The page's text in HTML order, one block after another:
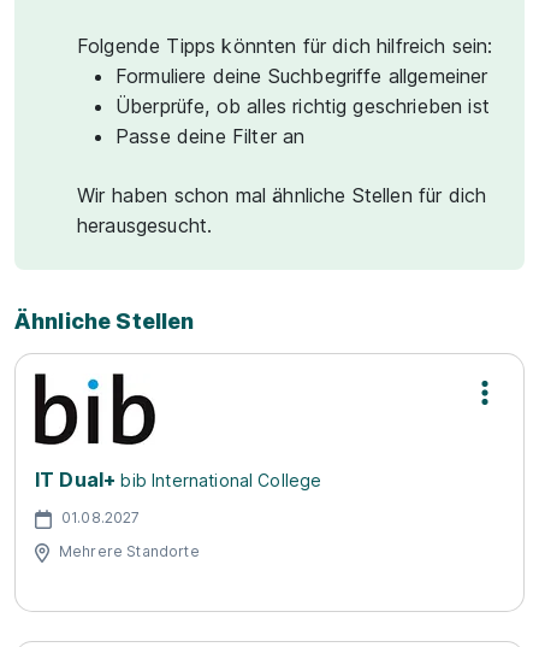
Folgende Tipps könnten für dich hilfreich sein:
Formuliere deine Suchbegriffe allgemeiner
Überprüfe, ob alles richtig geschrieben ist
Passe deine Filter an
Wir haben schon mal ähnliche Stellen für dich
herausgesucht.
Ähnliche Stellen
IT Dual+ bib International College
01.08.2027
Mehrere Standorte